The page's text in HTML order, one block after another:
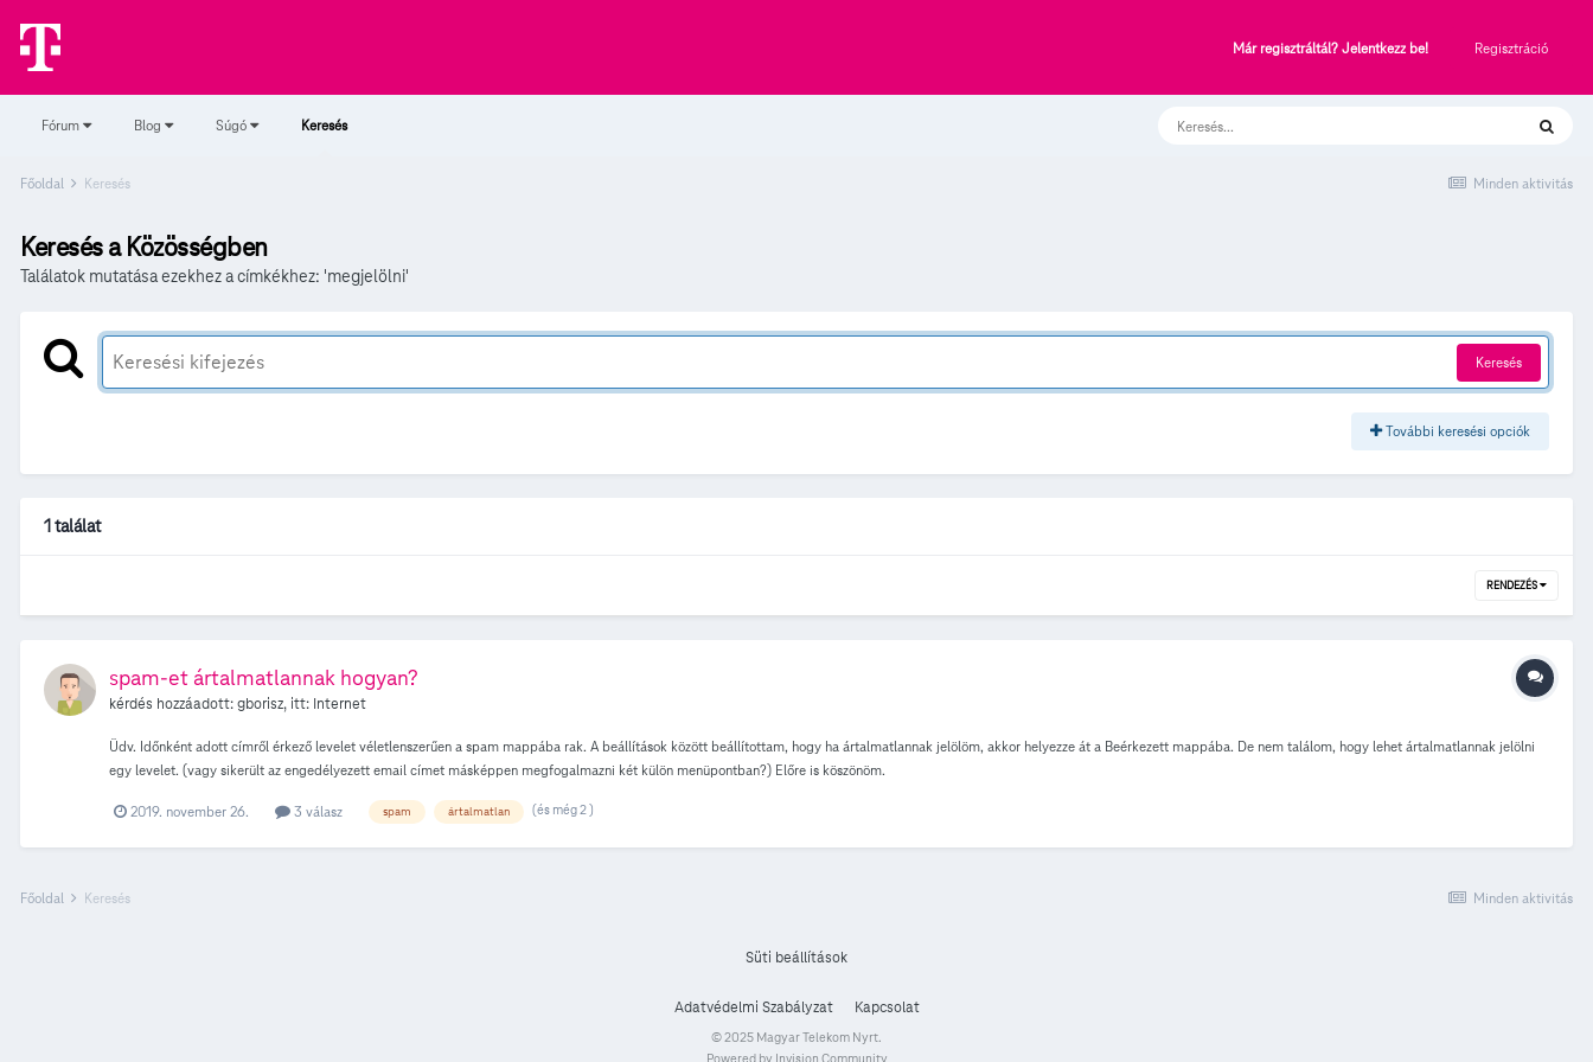
Már regisztráltál? Jelentkezz be! Regisztráció
Fórum Blog Súgó Keresés
Minden aktivitás
Főoldal Keresés
Keresés a Közösségben
Találatok mutatása ezekhez a címkékhez: 'megjelölni'
Keresés
További keresési opciók
1 találat
RENDEZÉS
spam-et ártalmatlannak hogyan?
kérdés hozzáadott:gborisz, itt: Internet
Üdv. Időnként adott címről érkező levelet véletlenszerűen a spam mappába rak. A beállítások között beállítottam, hogy ha ártalmatlannak jelölöm, akkor helyezze át a Beérkezett mappába. De nem találom, hogy lehet ártalmatlannak jelölni
egy levelet. (vagy sikerült az engedélyezett email címet másképpen megfogalmazni két külön menüpontban?) Előre is köszönöm.
2019. november 26. 3 válasz spam ártalmatlan (és még 2 )
Minden aktivitás
Főoldal Keresés
Süti beállítások
Adatvédelmi Szabályzat Kapcsolat
© 2025 Magyar Telekom Nyrt.
Powered by Invision Community